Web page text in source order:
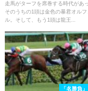
走馬がターフを席巻する時代があっ
そのうちの1頭は金色の暴君オル
ル。そして、もう1頭は龍王...
「名勝負